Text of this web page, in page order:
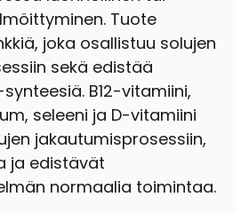
Tuote
joka osallistuu solujen
sekä edistää
B12-vitamiini,
seleeni ja D-vitamiini
jakautumisprosessiin,
ja edistävät
normaalia toimintaa.